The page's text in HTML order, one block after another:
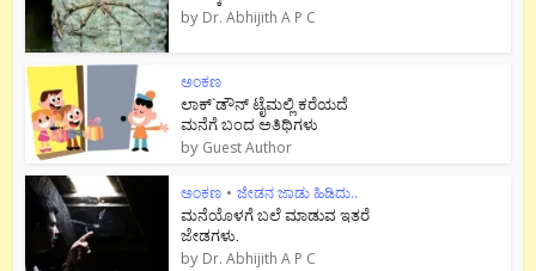
by Dr. Abhijith A P C
ಅಂಕಣ
ಲಾಕ್`ಡೌನ್ ಟೈಮಲ್ಲಿ ಕರೆಯದೆ
ಮನೆಗೆ ಬಂದ ಅತಿಥಿಗಳು
by Guest Author
ಅಂಕಣ • ಜೇಡನ ಜಾಡು ಹಿಡಿದು..
ಮನೆಯೊಳಗೆ ಬಲೆ ಮಾಡುವ ಇತರೆ
ಜೇಡಗಳು.
by Dr. Abhijith A P C